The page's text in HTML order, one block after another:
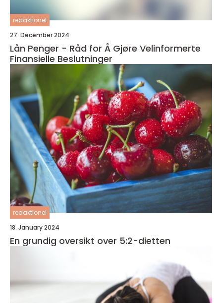
redaktionel
27. December 2024
Lån Penger - Råd for Å Gjøre Velinformerte
Finansielle Beslutninger
redaktionel
18. January 2024
En grundig oversikt over 5:2-dietten